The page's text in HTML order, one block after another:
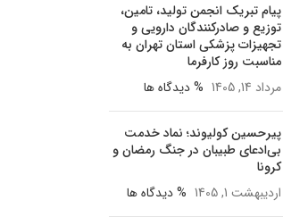
پیام تبریک انجمن تولید، تامین،
توزیع و صادرکنندگان دارویی و
تجهیزات پزشکی استان تهران به
مناسبت روز کارفرما
مرداد 14, 1405
% دیدگاه ها
پیرحسین کولیوند؛ نماد خدمت
بی‌ادعای طبیبان در جنگ رمضان و
کرونا
اردیبهشت 1, 1405
% دیدگاه ها